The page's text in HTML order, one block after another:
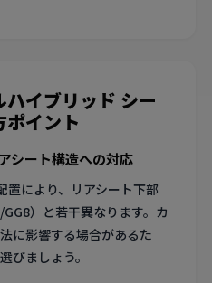
イブリッド シー
ポイント
シート構造への対応
置により、リアシート下部
）と若干異なります。カ
に影響する場合があるた
びましょう。